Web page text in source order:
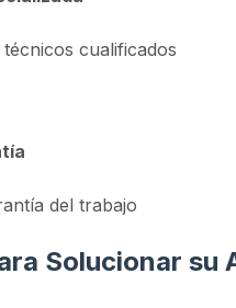
cualificados
del trabajo
Solucionar su